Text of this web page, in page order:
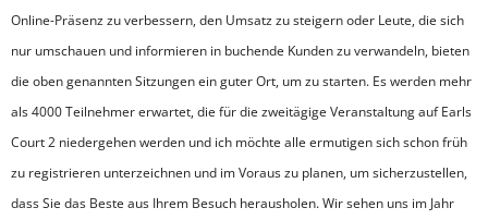
Online-Präsenz zu verbessern, den Umsatz zu steigern oder Leute, die sich
nur umschauen und informieren in buchende Kunden zu verwandeln, bieten
die oben genannten Sitzungen ein guter Ort, um zu starten. Es werden mehr
als 4000 Teilnehmer erwartet, die für die zweitägige Veranstaltung auf Earls
Court 2 niedergehen werden und ich möchte alle ermutigen sich schon früh
zu registrieren unterzeichnen und im Voraus zu planen, um sicherzustellen,
dass Sie das Beste aus Ihrem Besuch herausholen. Wir sehen uns im Jahr